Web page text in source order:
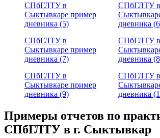
СПбГЛТУ в
Сыктывкаре пример
дневника (5)
СПбГЛТУ в
дневника
СПбГЛТУ в
Сыктывкаре пример
дневника (7)
СПбГЛТУ в
дневника
СПбГЛТУ в
Сыктывкаре пример
дневника (9)
СПбГЛТУ в
дневника
Примеры отчетов по
СПбГЛТУ в г. Сыктывкар